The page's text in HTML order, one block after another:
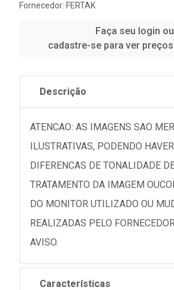
Fornecedor: FERTAK
Faça seu login ou
cadastre-se para ver
Descrição
ATENCAO: AS IMAGENS SAO
ILUSTRATIVAS, PODENDO
DIFERENCAS DE TONALIDADE
TRATAMENTO DA IMAGEM
DO MONITOR UTILIZADO OU
REALIZADAS PELO
AVISO.
Características